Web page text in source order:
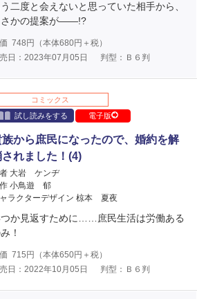
二度と会えないと思っていた相手から、
さかの提案が――!?
748 円（本体680円＋税）
日：2023年07月05日
判型：Ｂ６判
コミックス
試し読みをする
電子版
族から庶民になったので、婚約を解
されました！(4)
大岩 ケンヂ
小鳥遊 郁
ラクターデザイン 椋本 夏夜
か見返すために……庶民生活は労働ある
！
715 円（本体650円＋税）
日：2022年10月05日
判型：Ｂ６判